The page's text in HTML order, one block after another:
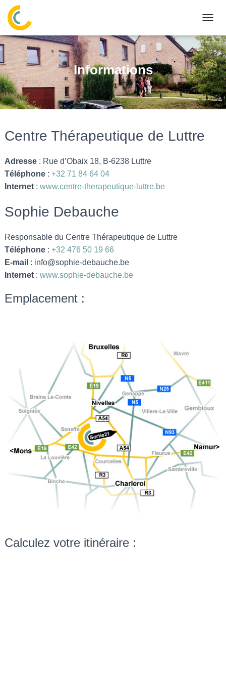
Informations
Centre Thérapeutique de Luttre
Adresse : Rue d’Obaix 18, B-6238 Luttre
Téléphone : +32 71 84 64 04
Internet : www.centre-therapeutique-luttre.be
Sophie Debauche
Responsable du Centre Thérapeutique de Luttre
Téléphone : +32 476 50 19 66
E-mail : info@sophie-debauche.be
Internet : www.sophie-debauche.be
Emplacement :
Calculez votre itinéraire :